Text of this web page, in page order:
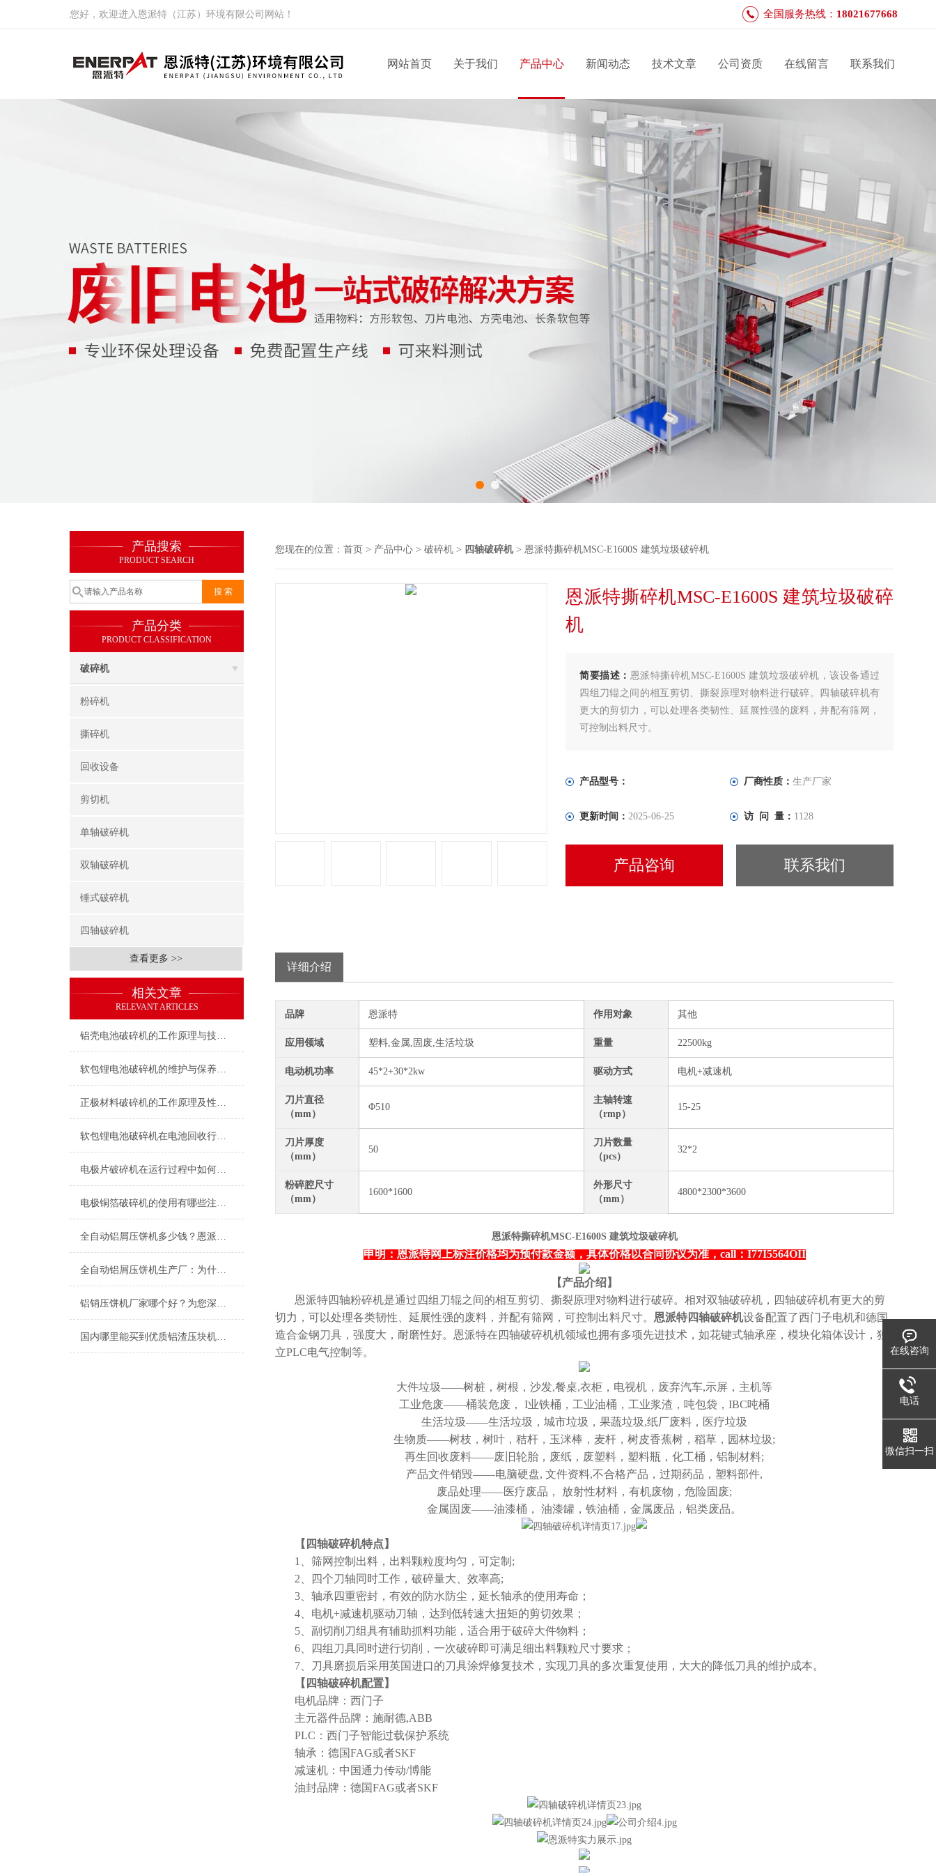
您好，欢迎进入恩派特（江苏）环境有限公司网站！ 全国服务热线： 18021677668
网站首页 关于我们 产品中心 新闻动态 技术文章 公司资质 在线留言 联系我们
产品搜索
PRODUCT SEARCH
产品分类
PRODUCT CLASSIFICATION
破碎机
粉碎机
撕碎机
回收设备
剪切机
单轴破碎机
双轴破碎机
锤式破碎机
四轴破碎机
查看更多 >>
相关文章
RELEVANT ARTICLES
铝壳电池破碎机的工作原理与技术特点
软包锂电池破碎机的维护与保养指南
正极材料破碎机的工作原理及性能特点
软包锂电池破碎机在电池回收行业中的应用
电极片破碎机在运行过程中如何保证安全？
电极铜箔破碎机的使用有哪些注意事项？
全自动铝屑压饼机多少钱？恩派特品牌为何值得优先考虑？
全自动铝屑压饼机生产厂：为什么恩派特成为行业信赖之选？
铝销压饼机厂家哪个好？为您深度解析行业优选——恩派特
国内哪里能买到优质铝渣压块机？恩派特压饼机
您现在的位置： 首页 > 产品中心 > 破碎机 > 四轴破碎机> 恩派特撕碎机MSC-E1600S 建筑垃圾破碎机
恩派特撕碎机MSC-E1600S 建筑垃圾破碎
机
简要描述： 恩派特撕碎机MSC-E1600S 建筑垃圾破碎机，该设备通过
四组刀辊之间的相互剪切、撕裂原理对物料进行破碎。四轴破碎机有
更大的剪切力，可以处理各类韧性、延展性强的废料，并配有筛网，
可控制出料尺寸。
产品型号： 厂商性质： 生产厂家
更新时间：2025-06-25 访 问 量： 1128
产品咨询 联系我们
详细介绍
品牌 恩派特 作用对象 其他
应用领域 塑料,金属,固废,生活垃圾 重量 22500kg
电动机功率 45*2+30*2kw 驱动方式 电机+减速机
刀片直径
（mm）
Φ510
主轴转速
（rmp）
15-25
刀片厚度
（mm）
50
刀片数量
（pcs）
32*2
粉碎腔尺寸
（mm）
1600*1600
外形尺寸
（mm）
4800*2300*3600
恩派特撕碎机MSC-E1600S 建筑垃圾破碎机
申明：恩派特网上标注价格均为预付款金额，具体价格以合同协议为准，call：I77I5564OII
【产品介绍】
恩派特四轴粉碎机是通过四组刀辊之间的相互剪切、撕裂原理对物料进行破碎。相对双轴破碎机，四轴破碎机有更大的剪
切力，可以处理各类韧性、延展性强的废料，并配有筛网，可控制出料尺寸。 恩派特四轴破碎机设备配置了西门子电机和德国
造合金钢刀具，强度大，耐磨性好。恩派特在四轴破碎机机领域也拥有多项先进技术，如花键式轴承座，模块化箱体设计，独
立PLC电气控制等。
大件垃圾——树桩，树根，沙发,餐桌,衣柜，电视机，废弃汽车,示屏，主机等
工业危废——桶装危废， I业铁桶，工业油桶，工业浆渣，吨包袋，IBC吨桶
生活垃圾——生活垃圾，城市垃圾，果蔬垃圾,纸厂废料，医疗垃圾
生物质——树枝，树叶，秸杆，玉洣棒，麦杆，树皮香蕉树，稻草，园林垃圾;
再生回收废料——废旧轮胎，废纸，废塑料，塑料瓶，化工桶，铝制材料;
产品文件销毁——电脑硬盘, 文件资料,不合格产品，过期药品，塑料部件,
废品处理——医疗废品， 放射性材料，有机废物，危险固废;
金属固废——油漆桶， 油漆罐，铁油桶，金属废品，铝类废品。
【四轴破碎机特点】
1、筛网控制出料，出料颗粒度均匀，可定制;
2、四个刀轴同时工作，破碎量大、效率高;
3、轴承四重密封，有效的防水防尘，延长轴承的使用寿命；
4、电机+减速机驱动刀轴，达到低转速大扭矩的剪切效果；
5、副切削刀组具有辅助抓料功能，适合用于破碎大件物料；
6、四组刀具同时进行切削，一次破碎即可满足细出料颗粒尺寸要求；
7、刀具磨损后采用英国进口的刀具涂焊修复技术，实现刀具的多次重复使用，大大的降低刀具的维护成本。
【四轴破碎机配置】
电机品牌：西门子
主元器件品牌：施耐德,ABB
PLC：西门子智能过载保护系统
轴承：德国FAG或者SKF
减速机：中国通力传动/博能
油封品牌：德国FAG或者SKF
在线咨询
电话
微信扫一扫